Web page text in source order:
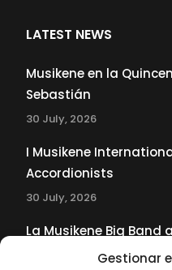
Gestionar
LATEST NEWS
Musikene en la
Sebastián
30 July, 2026
I Musikene
Accordionists
30 July, 2026
La Musikene Big
Tolliver en el 61